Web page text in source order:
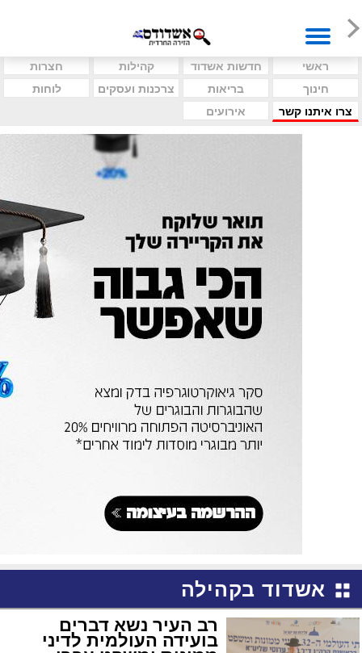
ראשי חדשות אשדוד קהילות
חצרות
חינוך
בריאות צרכנות ועסקים
לוחות
צרו איתנו קשר
אירועים
אשדוד בקהילה
רב העיר נשא דברים
בועידה העולמית לדיני